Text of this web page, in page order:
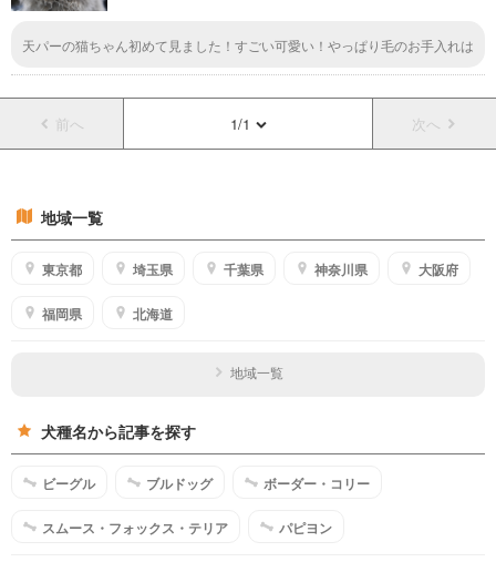
天パーの猫ちゃん初めて見ました！すごい可愛い！やっぱり毛のお手入れは
じみ出る可愛さは性格までもって余計に愛おしいなぁ。全然見たことないか
らペットショップに見に行ってみようっと。
前へ 1/1 次へ
地域一覧
東京都 埼玉県 千葉県 神奈川県 大阪府
福岡県 北海道
地域一覧
犬種名から記事を探す
ビーグル ブルドッグ ボーダー・コリー
スムース・フォックス・テリア パピヨン